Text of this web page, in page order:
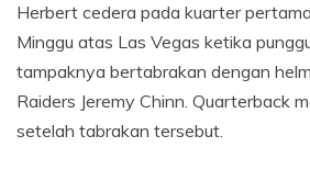
Herbert cedera pada kuarter
Minggu atas Las Vegas ketika
tampaknya bertabrakan dengan
Raiders Jeremy Chinn. Quarterback
setelah tabrakan tersebut.